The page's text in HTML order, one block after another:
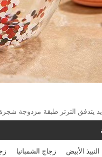
يتدفق الترتر طبقة مزدوجة
زجاج الشمبانيا الأبيض